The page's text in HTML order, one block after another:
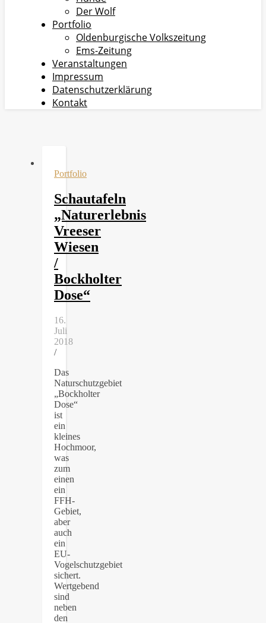
Der Wolf
Portfolio
Oldenburgische Volkszeitung
Ems-Zeitung
Veranstaltungen
Impressum
Datenschutzerklärung
Kontakt
Portfolio
Schautafeln
„Naturerlebnis
Vreeser
Wiesen
/
Bockholter
Dose“
16.
Juli
2018
/
Das
Naturschutzgebiet
„Bockholter
Dose“
ist
ein
kleines
Hochmoor,
was
zum
einen
ein
FFH-
Gebiet,
aber
auch
ein
EU-
Vogelschutzgebiet
sichert.
Wertgebend
sind
neben
den